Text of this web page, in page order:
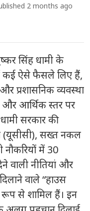
2 months ago
सिंह धामी के
में कई ऐसे फैसले लिए हैं,
प्रशासनिक व्यवस्था
और आर्थिक स्तर पर
सरकार की
(यूसीसी), सख्त नकल
नौकरियों में 30
वाली नीतियां और
वाले “हाउस
से शामिल हैं। इन